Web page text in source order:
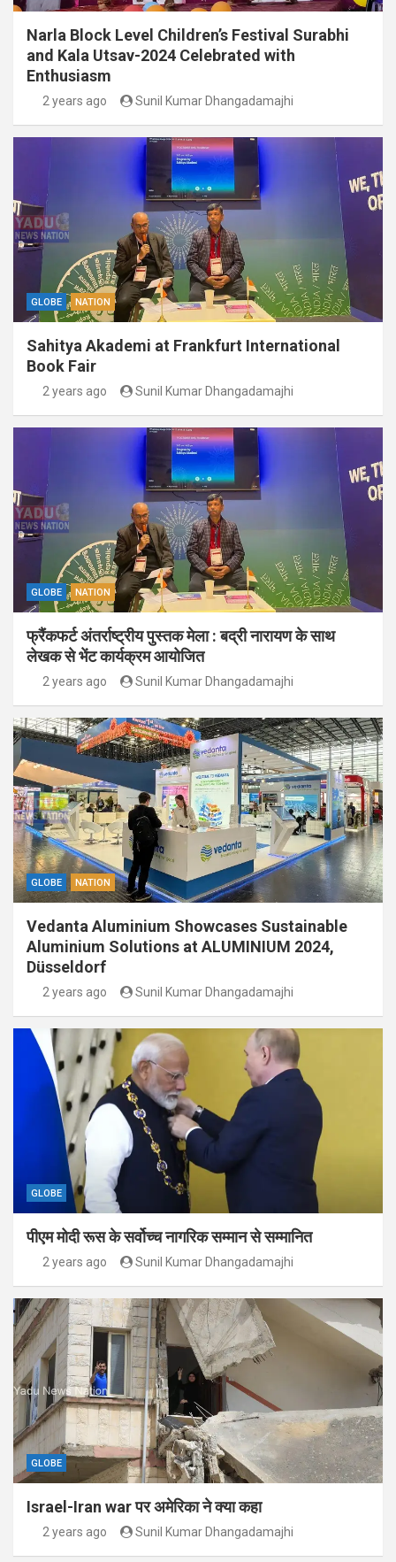
Narla Block Level Children’s Festival Surabhi
and Kala Utsav-2024 Celebrated with
Enthusiasm
2 years ago Sunil Kumar Dhangadamajhi
GLOBE NATION
Sahitya Akademi at Frankfurt International
Book Fair
2 years ago Sunil Kumar Dhangadamajhi
GLOBE NATION
फ्रैंकफर्ट अंतर्राष्ट्रीय पुस्तक मेला : बद्री नारायण के साथ
लेखक से भेंट कार्यक्रम आयोजित
2 years ago Sunil Kumar Dhangadamajhi
GLOBE NATION
Vedanta Aluminium Showcases Sustainable
Aluminium Solutions at ALUMINIUM 2024,
Düsseldorf
2 years ago Sunil Kumar Dhangadamajhi
GLOBE
पीएम मोदी रूस के सर्वोच्च नागरिक सम्मान से सम्मानित
2 years ago Sunil Kumar Dhangadamajhi
GLOBE
Israel-Iran war पर अमेरिका ने क्या कहा
2 years ago Sunil Kumar Dhangadamajhi